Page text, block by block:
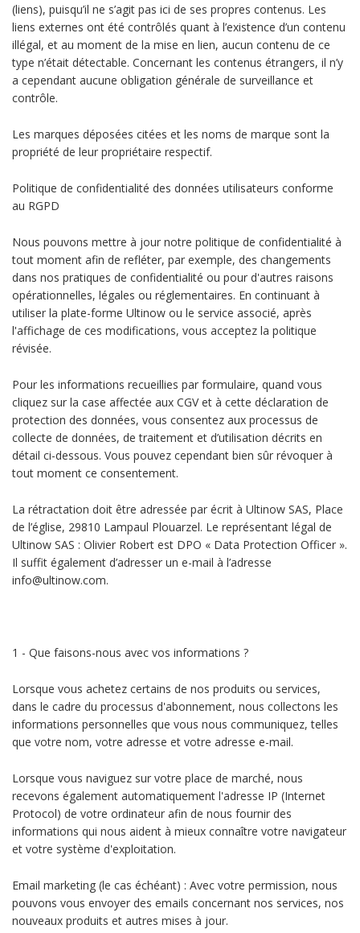
(liens), puisqu’il ne s’agit pas ici de ses propres contenus. Les
liens externes ont été contrôlés quant à l’existence d’un contenu
illégal, et au moment de la mise en lien, aucun contenu de ce
type n’était détectable. Concernant les contenus étrangers, il n’y
a cependant aucune obligation générale de surveillance et
contrôle.
Les marques déposées citées et les noms de marque sont la
propriété de leur propriétaire respectif.
Politique de confidentialité des données utilisateurs conforme
au RGPD
Nous pouvons mettre à jour notre politique de confidentialité à
tout moment afin de refléter, par exemple, des changements
dans nos pratiques de confidentialité ou pour d'autres raisons
opérationnelles, légales ou réglementaires. En continuant à
utiliser la plate-forme Ultinow ou le service associé, après
l'affichage de ces modifications, vous acceptez la politique
révisée.
Pour les informations recueillies par formulaire, quand vous
cliquez sur la case affectée aux CGV et à cette déclaration de
protection des données, vous consentez aux processus de
collecte de données, de traitement et d’utilisation décrits en
détail ci-dessous. Vous pouvez cependant bien sûr révoquer à
tout moment ce consentement.
La rétractation doit être adressée par écrit à Ultinow SAS, Place
de l’église, 29810 Lampaul Plouarzel. Le représentant légal de
Ultinow SAS : Olivier Robert est DPO « Data Protection Officer ».
Il suffit également d’adresser un e-mail à l’adresse
info@ultinow.com.
1 - Que faisons-nous avec vos informations ?
Lorsque vous achetez certains de nos produits ou services,
dans le cadre du processus d'abonnement, nous collectons les
informations personnelles que vous nous communiquez, telles
que votre nom, votre adresse et votre adresse e-mail.
Lorsque vous naviguez sur votre place de marché, nous
recevons également automatiquement l'adresse IP (Internet
Protocol) de votre ordinateur afin de nous fournir des
informations qui nous aident à mieux connaître votre navigateur
et votre système d'exploitation.
Email marketing (le cas échéant) : Avec votre permission, nous
pouvons vous envoyer des emails concernant nos services, nos
nouveaux produits et autres mises à jour.